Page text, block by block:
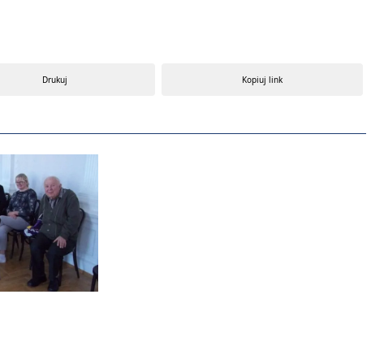
Drukuj Kopiuj link